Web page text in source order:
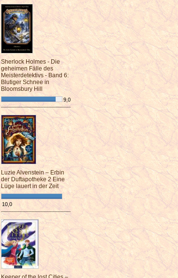
Sherlock Holmes - Die
geheimen Fälle des
Meisterdetektivs - Band 6:
Blutiger Schnee in
Bloomsbury Hill
9,0
¯¯¯¯¯¯¯¯¯¯¯¯¯¯¯¯¯¯¯¯¯¯¯¯
Luzie Alvenstein – Erbin
der Duftapotheke 2 Eine
Lüge lauert in der Zeit
10,0
¯¯¯¯¯¯¯¯¯¯¯¯¯¯¯¯¯¯¯¯¯¯¯¯